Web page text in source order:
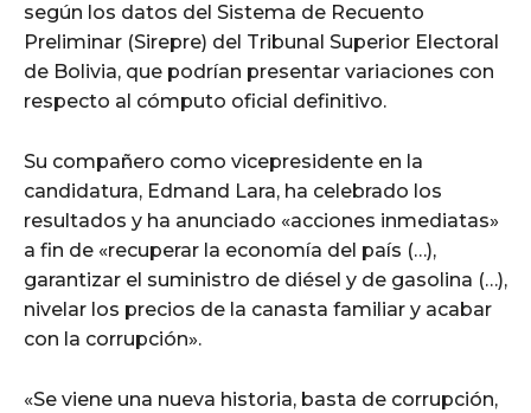
según los datos del Sistema de Recuento
Preliminar (Sirepre) del Tribunal Superior Electoral
de Bolivia, que podrían presentar variaciones con
respecto al cómputo oficial definitivo.
Su compañero como vicepresidente en la
candidatura, Edmand Lara, ha celebrado los
resultados y ha anunciado «acciones inmediatas»
a fin de «recuperar la economía del país (…),
garantizar el suministro de diésel y de gasolina (…),
nivelar los precios de la canasta familiar y acabar
con la corrupción».
«Se viene una nueva historia, basta de corrupción,